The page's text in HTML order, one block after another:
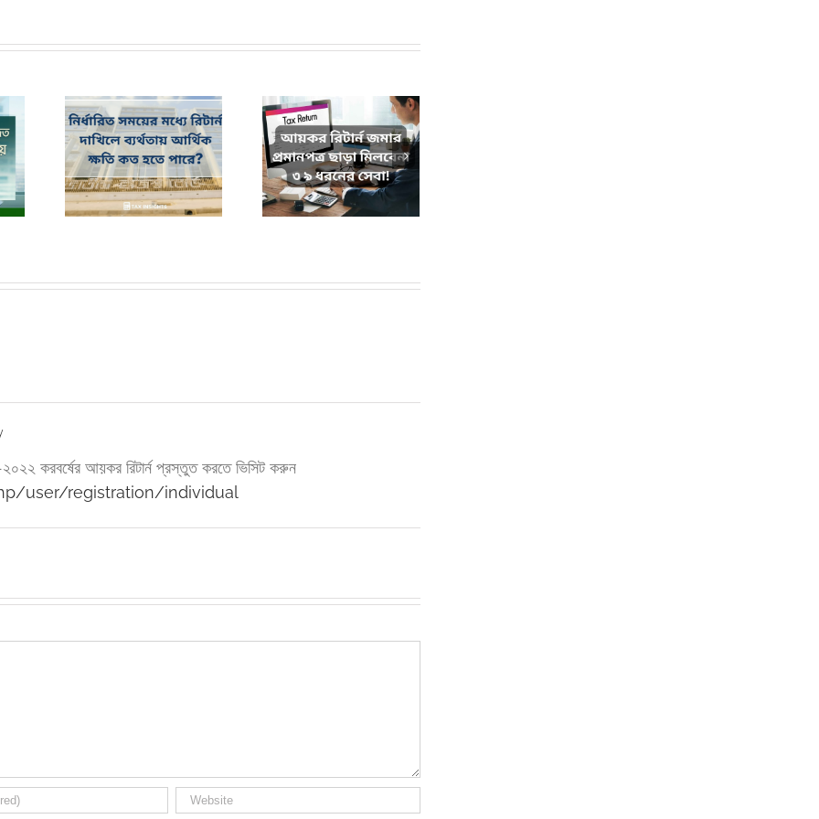
রিটার্ন
ক্ষতি কত
আয়কর রিটার্ন জমার প্রমাণ পত্র
ছাড়া মিলবেনা ৩৯ ধরনের সেবা!
কর দিবসের পূর্বে কেন রিটার্ন
দাখিল করবেন?
করবর্ষের আয়কর রিটার্ন প্রস্তুত করতে ভিসিট করুন
user/registration/individual